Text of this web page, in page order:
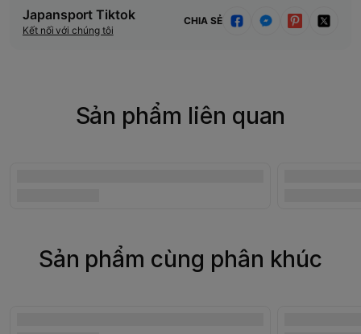
Japansport Tiktok
Kết nối với chúng tôi
CHIA SẺ
Sản phẩm liên quan
Sản phẩm cùng phân khúc